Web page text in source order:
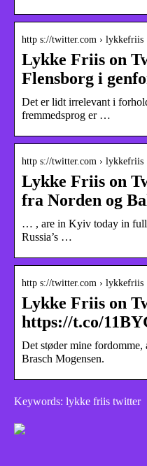
http s://twitter.com › lykkefriis
Lykke Friis on
Flensborg i
Det er lidt irrelevant i
fremmedsprog er …
http s://twitter.com › lykkefriis
Lykke Friis on
fra Norden og
… , are in Kyiv today in
Russia’s …
http s://twitter.com › lykkefriis
Lykke Friis on
https://t.co/
Det støder mine
Brasch Mogensen.
Keywords: lykke friis twitter